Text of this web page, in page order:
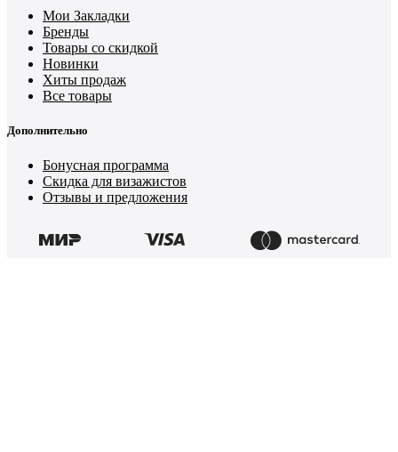
Мои Закладки
Бренды
Товары со скидкой
Новинки
Хиты продаж
Все товары
Дополнительно
Бонусная программа
Скидка для визажистов
Отзывы и предложения